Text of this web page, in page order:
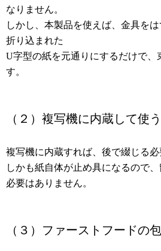
なりません。
しかし、本製品を使えば、金具をは
折り込まれた
U字型の紙を元通りにするだけで、
す。
（２）複写機に内蔵して使う
複写機に内蔵すれば、後で綴じる必
しかも紙自体が止め具になるので
必要はありません。
（３）ファーストフードの